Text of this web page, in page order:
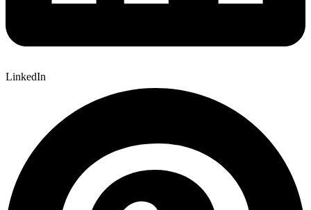
LinkedIn